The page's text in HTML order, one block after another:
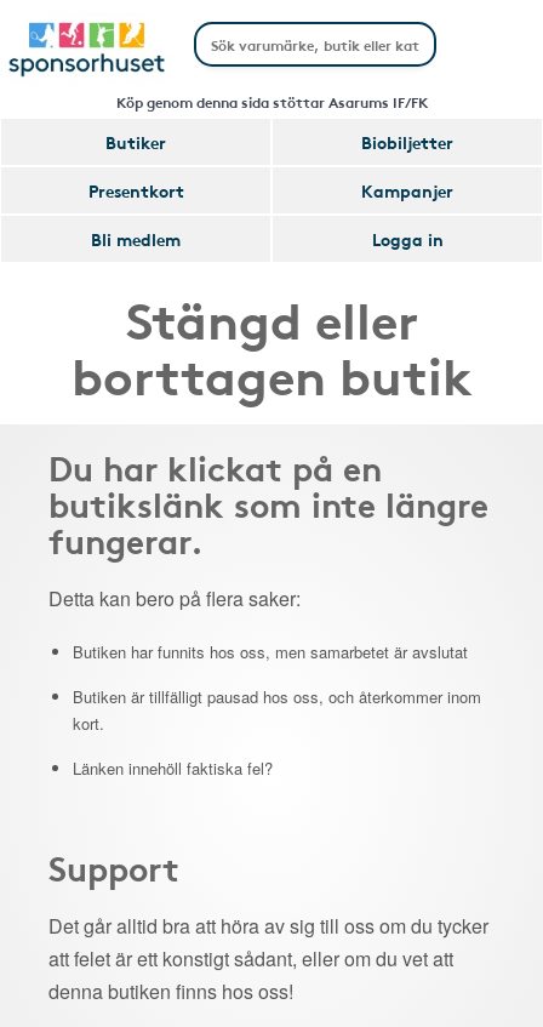
Köp genom denna sida stöttar Asarums IF/FK
Butiker
Biobiljetter
Presentkort
Kampanjer
Bli medlem
Logga in
Stängd eller
borttagen butik
Du har klickat på en
butikslänk som inte längre
fungerar.
Detta kan bero på flera saker:
Butiken har funnits hos oss, men samarbetet är avslutat
Butiken är tillfälligt pausad hos oss, och återkommer inom
kort.
Länken innehöll faktiska fel?
Support
Det går alltid bra att höra av sig till oss om du tycker
att felet är ett konstigt sådant, eller om du vet att
denna butiken finns hos oss!